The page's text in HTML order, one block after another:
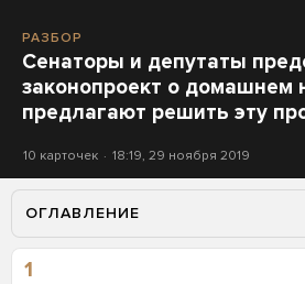
РАЗБОР
Сенаторы и депутаты
законопроект о домашнем
предлагают решить эту
10 карточек 18:19, 29 ноября 2019
ОГЛАВЛЕНИЕ
1